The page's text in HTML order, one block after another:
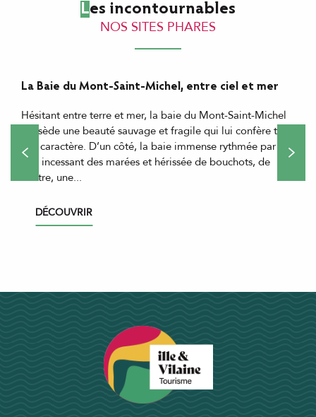
Les incontournables
NOS SITES PHARES
La Baie du Mont-Saint-Michel, entre ciel et mer
Hésitant entre terre et mer, la baie du Mont-Saint-Michel
possède une beauté sauvage et fragile qui lui confère tout
son caractère. D’un côté, la baie immense rythmée par le
flux incessant des marées et hérissée de bouchots, de
l’autre, une...
DÉCOUVRIR